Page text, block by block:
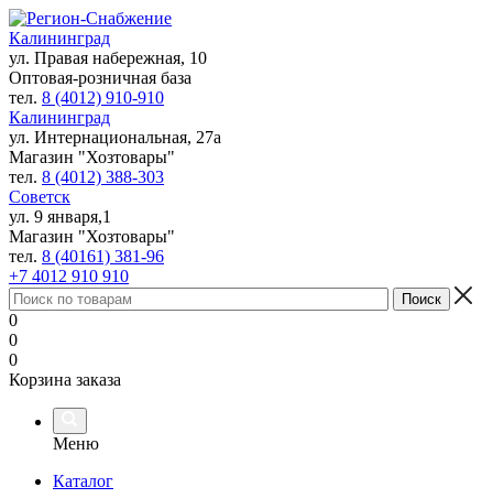
Калининград
ул. Правая набережная, 10
Оптовая-розничная база
тел. 8 (4012) 910-910
Калининград
ул. Интернациональная, 27а
Магазин "Хозтовары"
тел. 8 (4012) 388-303
Советск
ул. 9 января,1
Магазин "Хозтовары"
тел. 8 (40161) 381-96
+7 4012 910 910
0
0
0
Корзина заказа
Меню
Каталог